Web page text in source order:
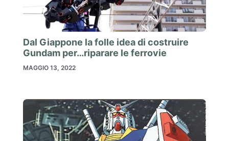
Dal Giappone la folle idea di costruire
Gundam per…riparare le ferrovie
MAGGIO 13, 2022